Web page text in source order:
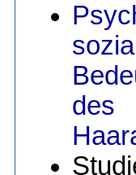
des